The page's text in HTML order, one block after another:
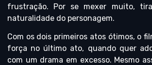
frustração. Por se mexer muito,
naturalidade do personagem.
Com os dois primeiros atos ótimos, o
força no último ato, quando quer
com um drama em excesso. Mesmo